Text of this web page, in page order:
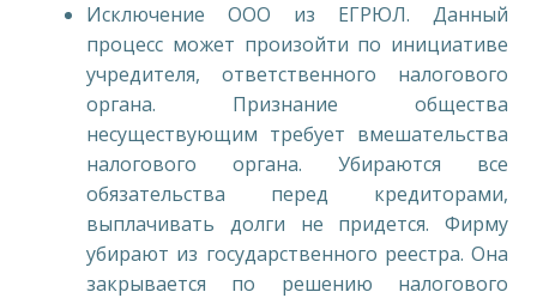
Исключение ООО из ЕГРЮЛ. Данный
процесс может произойти по инициативе
учредителя, ответственного налогового
органа. Признание общества
несуществующим требует вмешательства
налогового органа. Убираются все
обязательства перед кредиторами,
выплачивать долги не придется. Фирму
убирают из государственного реестра. Она
закрывается по решению налогового